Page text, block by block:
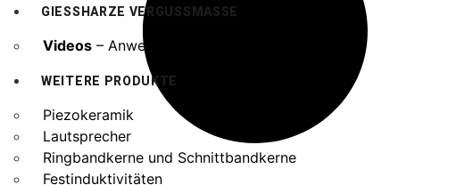
GIESSHARZE VERGUSSMASSE
Videos – Anwendungen
WEITERE PRODUKTE
Piezokeramik
Lautsprecher
Ringbandkerne und Schnittbandkerne
Festinduktivitäten